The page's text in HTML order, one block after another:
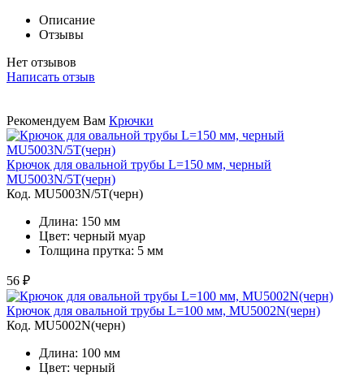
Описание
Отзывы
Нет отзывов
Написать отзыв
Рекомендуем Вам Крючки
Крючок для овальной трубы L=150 мм, черный
MU5003N/5Т(черн)
Код. MU5003N/5Т(черн)
Длина: 150 мм
Цвет: черный муар
Толщина прутка: 5 мм
56 ₽
Крючок для овальной трубы L=100 мм, MU5002N(черн)
Код. MU5002N(черн)
Длина: 100 мм
Цвет: черный